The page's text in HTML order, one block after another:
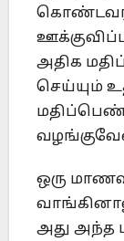
அதிக
செய்யும்
மதிப்பெண்
ஒரு
அது அந்த